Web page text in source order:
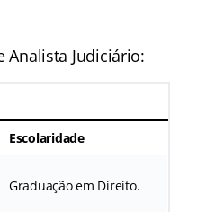
Judiciário:
Escolaridade
Graduação em Direito.